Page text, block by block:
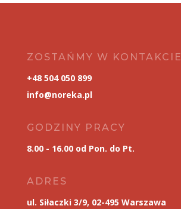
ZOSTAŃMY W KONTAKCIE
+48 504 050 899
info@noreka.pl
GODZINY PRACY
8.00 - 16.00 od Pon. do Pt.
ADRES
ul. Siłaczki 3/9, 02-495 Warszawa